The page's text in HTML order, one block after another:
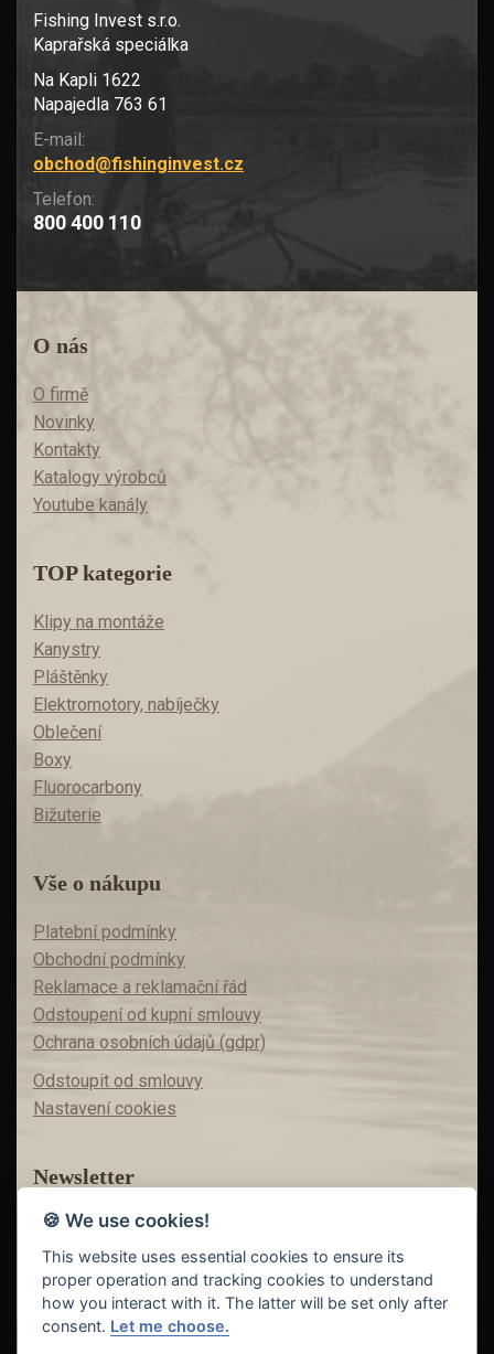
Fishing Invest s.r.o.
Kaprařská speciálka
Na Kapli 1622
Napajedla 763 61
E-mail:
obchod@fishinginvest.cz
Telefon:
800 400 110
O nás
O firmě
Novinky
Kontakty
Katalogy výrobců
Youtube kanály
TOP kategorie
Klipy na montáže
Kanystry
Pláštěnky
Elektromotory, nabíječky
Oblečení
Boxy
Fluorocarbony
Bižuterie
Vše o nákupu
Platební podmínky
Obchodní podmínky
Reklamace a reklamační řád
Odstoupení od kupní smlouvy
Ochrana osobních údajů (gdpr)
Odstoupit od smlouvy
Nastavení cookies
Newsletter
Máte zájem o akční nabídky?
Teď už vám nic neunikne!
🍪 We use cookies!
This website uses essential cookies to ensure its
proper operation and tracking cookies to understand
how you interact with it. The latter will be set only after
consent. Let me choose.